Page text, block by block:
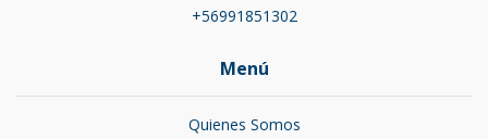
+56991851302
Menú
Quienes Somos